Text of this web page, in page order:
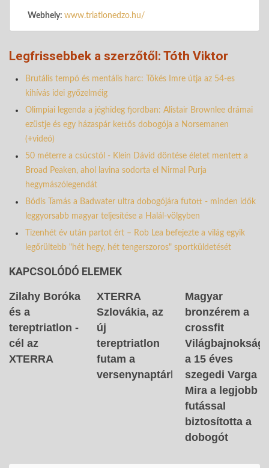
Webhely: www.triatlonedzo.hu/
Legfrissebbek a szerzőtől: Tóth Viktor
Brutális tempó és mentális harc: Tőkés Imre útja az 54-es
kihívás idei győzelméig
Olimpiai legenda a jéghideg fjordban: Alistair Brownlee drámai
ezüstje és egy házaspár kettős dobogója a Norsemanen
(+videó)
50 méterre a csúcstól - Klein Dávid döntése életet mentett a
Broad Peaken, ahol lavina sodorta el Nirmal Purja
hegymászólegendát
Bódis Tamás a Badwater ultra dobogójára futott - minden idők
leggyorsabb magyar teljesítése a Halál-völgyben
Tizenhét év után partot ért – Rob Lea befejezte a világ egyik
legőrültebb "hét hegy, hét tengerszoros" sportküldetését
KAPCSOLÓDÓ ELEMEK
Zilahy Boróka
és a
tereptriatlon -
cél az
XTERRA
XTERRA
Szlovákia, az
új
tereptriatlon
futam a
versenynaptárban
Magyar
bronzérem a
crossfit
a 15 éves
szegedi Varga
Mira a legjobb
futással
biztosította a
dobogót